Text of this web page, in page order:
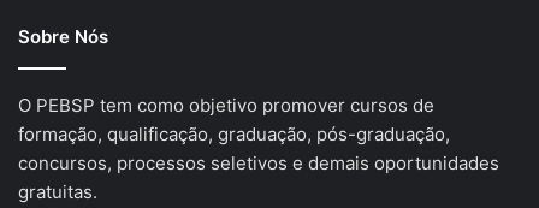
Sobre Nós
O PEBSP tem como objetivo promover cursos de
formação, qualificação, graduação, pós-graduação,
concursos, processos seletivos e demais oportunidades
gratuitas.